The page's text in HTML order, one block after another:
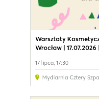
Warsztaty
Wrocław | 17.07.2026
17 lipca, 17:30
Mydlarnia Cztery